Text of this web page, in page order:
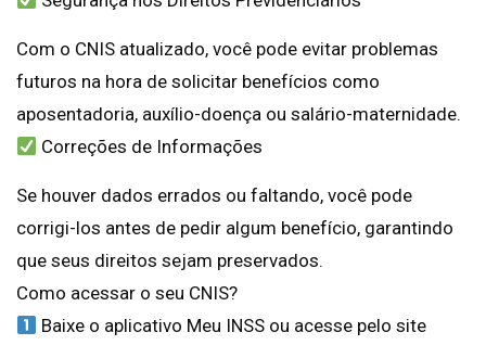
Com o CNIS atualizado, você pode evitar problemas
futuros na hora de solicitar benefícios como
aposentadoria, auxílio-doença ou salário-maternidade.
Correções de Informações
Se houver dados errados ou faltando, você pode
corrigi-los antes de pedir algum benefício, garantindo
que seus direitos sejam preservados.
Como acessar o seu CNIS?
Baixe o aplicativo Meu INSS ou acesse pelo site